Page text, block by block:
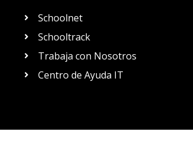
Schoolnet
Schooltrack
Trabaja con Nosotros
Centro de Ayuda IT